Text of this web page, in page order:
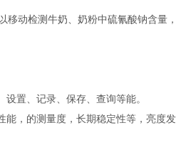
移动检测牛奶、奶粉中硫氰酸钠含
置、记录、保存、查询等能。
能， 的测量度，长期稳定性等，亮度